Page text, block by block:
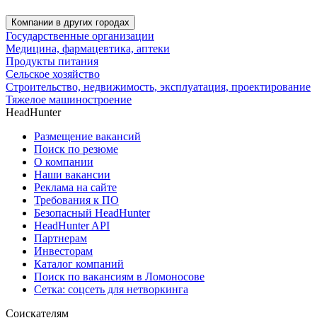
Компании в других городах
Государственные организации
Медицина, фармацевтика, аптеки
Продукты питания
Сельское хозяйство
Строительство, недвижимость, эксплуатация, проектирование
Тяжелое машиностроение
HeadHunter
Размещение вакансий
Поиск по резюме
О компании
Наши вакансии
Реклама на сайте
Требования к ПО
Безопасный HeadHunter
HeadHunter API
Партнерам
Инвесторам
Каталог компаний
Поиск по вакансиям в Ломоносове
Сетка: соцсеть для нетворкинга
Соискателям